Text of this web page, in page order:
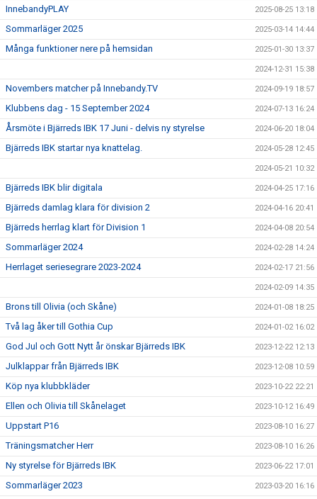
InnebandyPLAY 2025-08-25 13:18
Sommarläger 2025 2025-03-14 14:44
Många funktioner nere på hemsidan 2025-01-30 13:37
2024-12-31 15:38
Novembers matcher på Innebandy.TV 2024-09-19 18:57
Klubbens dag - 15 September 2024 2024-07-13 16:24
Årsmöte i Bjärreds IBK 17 Juni - delvis ny styrelse 2024-06-20 18:04
Bjärreds IBK startar nya knattelag. 2024-05-28 12:45
2024-05-21 10:32
Bjärreds IBK blir digitala 2024-04-25 17:16
Bjärreds damlag klara för division 2 2024-04-16 20:41
Bjärreds herrlag klart för Division 1 2024-04-08 20:54
Sommarläger 2024 2024-02-28 14:24
Herrlaget seriesegrare 2023-2024 2024-02-17 21:56
2024-02-09 14:35
Brons till Olivia (och Skåne) 2024-01-08 18:25
Två lag åker till Gothia Cup 2024-01-02 16:02
God Jul och Gott Nytt år önskar Bjärreds IBK 2023-12-22 12:13
Julklappar från Bjärreds IBK 2023-12-08 10:59
Köp nya klubbkläder 2023-10-22 22:21
Ellen och Olivia till Skånelaget 2023-10-12 16:49
Uppstart P16 2023-08-10 16:27
Träningsmatcher Herr 2023-08-10 16:26
Ny styrelse för Bjärreds IBK 2023-06-22 17:01
Sommarläger 2023 2023-03-20 16:16